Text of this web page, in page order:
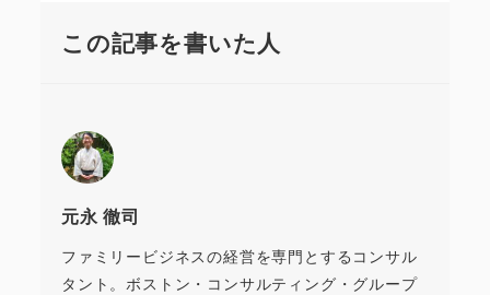
この記事を書いた人
元永 徹司
ファミリービジネスの経営を専門とするコンサル
タント。ボストン・コンサルティング・グループ